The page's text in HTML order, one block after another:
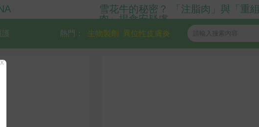
雪花牛的秘密？ 「注脂肉」與「重
肉」揭食安疑慮
異位性皮膚炎
生物製劑
熱門：
X